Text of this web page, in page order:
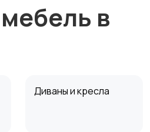
в
Диваны и кресла